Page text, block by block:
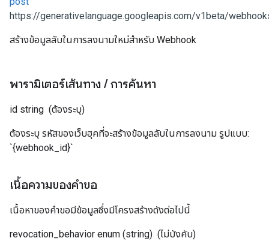
https://generativelanguage.googleapis.com/v1beta/
สร้างข้อมูลลับในการลงนามใหม่สำหรับ Webhook
พารามิเตอร์เส้นทาง /การค้นหา
id string (ต้องระบุ)
ต้องระบุ รหัสของเว็บฮุคที่จะสร้างข้อมูลลับในการลงนาม รูปแบบ:
`{webhook_id}`
เนื้อความของคำขอ
เนื้อหาของคำขอมีข้อมูลซึ่งมีโครงสร้างดังต่อไปนี้
revocation_behavior enum (string) (ไม่บังคับ)